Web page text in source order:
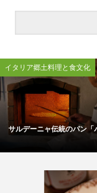
イタリア郷土料理と食文化
サルデーニャ伝統のパン「